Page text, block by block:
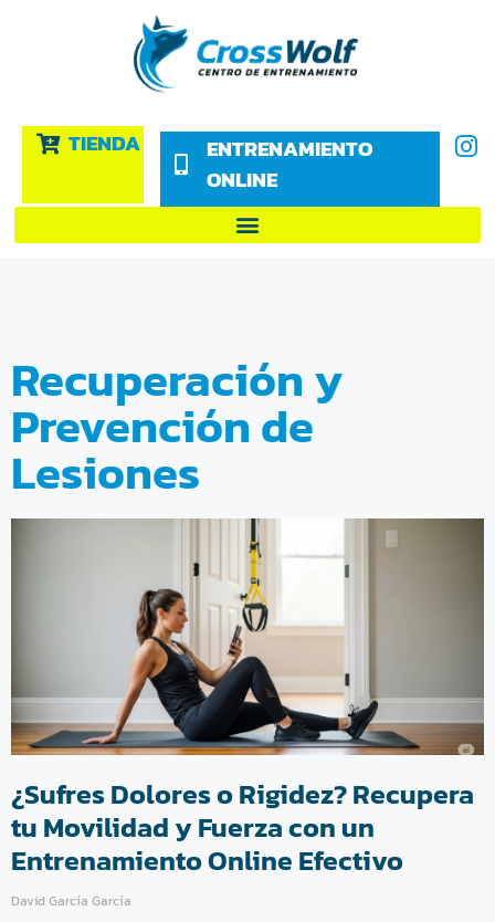
TIENDA
ENTRENAMIENTO
ONLINE
Recuperación y
Prevención de
Lesiones
¿Sufres Dolores o Rigidez? Recupera
tu Movilidad y Fuerza con un
Entrenamiento Online Efectivo
David García García